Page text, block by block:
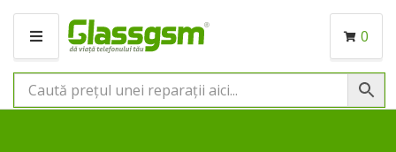
M
N
I
0